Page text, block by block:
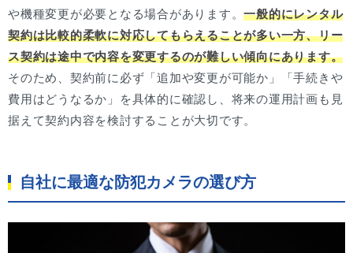
や機種変更が必要となる場合があります。一般的にレンタル
契約は比較的柔軟に対応してもらえることが多い一方、リー
ス契約は途中で内容を変更するのが難しい傾向にあります。
そのため、契約前に必ず「追加や変更が可能か」「手続きや
費用はどうなるか」を具体的に確認し、将来の運用計画も見
据えて契約内容を検討することが大切です。
自社に最適な防犯カメラの選び方